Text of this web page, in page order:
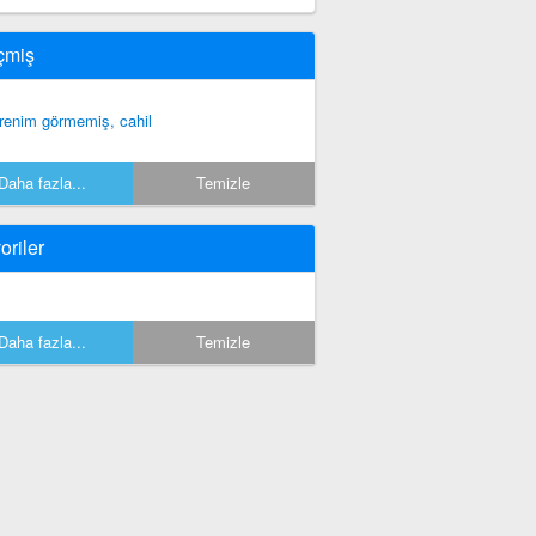
görmemiş, cahil
Daha fazla... Temizle
Daha fazla... Temizle